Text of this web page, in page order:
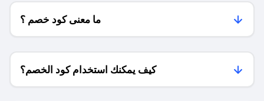
ما معنى كود خصم ؟
كيف يمكنك استخدام كود الخصم؟